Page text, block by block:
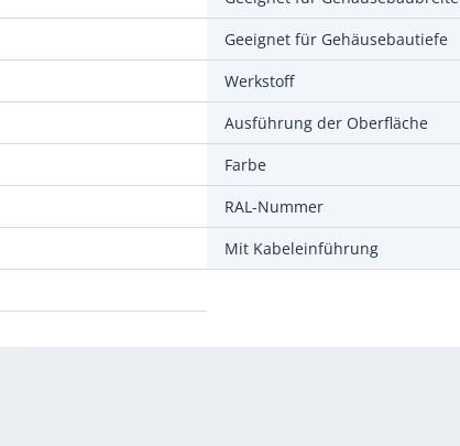
Geeignet für Gehäusebautiefe
Werkstoff
Ausführung der Oberfläche
Farbe
RAL-Nummer
Mit Kabeleinführung